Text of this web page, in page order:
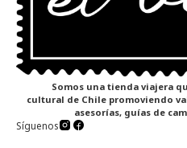
Somos una tienda viajera
cultural de Chile promoviendo
asesorías, guías de
Síguenos